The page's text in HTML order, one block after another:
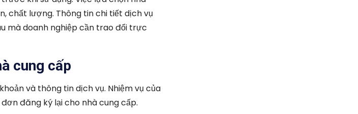
chất lượng. Thông tin chi tiết dịch vụ
mà doanh nghiệp cần trao đổi trực
cung cấp
và thông tin dịch vụ. Nhiệm vụ của
đăng ký lại cho nhà cung cấp.